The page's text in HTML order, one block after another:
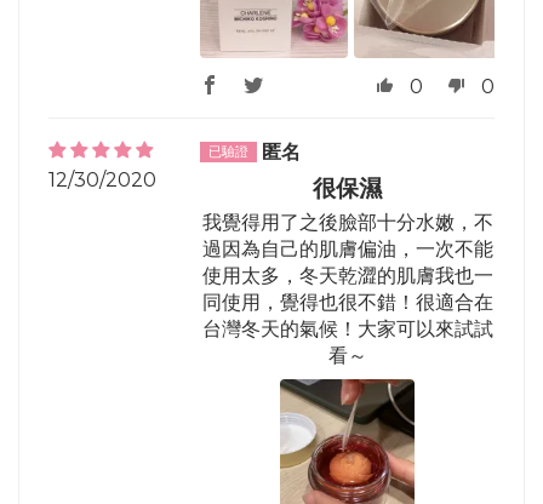
0 0
12/30/2020
匿名
很保濕
我覺得用了之後臉部十分水嫩，不
過因為自己的肌膚偏油，一次不能
使用太多，冬天乾澀的肌膚我也一
同使用，覺得也很不錯！很適合在
台灣冬天的氣候！大家可以來試試
看～